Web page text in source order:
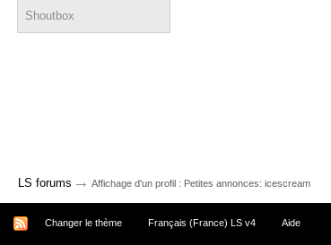
Shoutbox
LS forums → Affichage d'un profil : Petites annonces: icescream
Changer le thème Français (France) LS v4 Aide